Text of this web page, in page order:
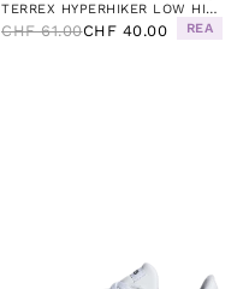
TERREX HYPERHIKER LOW HIKING SHOES MAGIC MAUVE / ALMOST PINK / TURBO
CHF 61.00CHF 40.00 REA